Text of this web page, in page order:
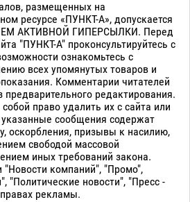
размещенных на
ресурсе «ПУНКТ-А», допускается
АКТИВНОЙ ГИПЕРСЫЛКИ. Перед
"ПУНКТ-А" проконсультируйтесь с
ознакомьтесь с
всех упомянутых товаров и
Комментарии читателей
редактирования.
право удалить их с сайта или
сообщения содержат
оскорбления, призывы к насилию,
свободой массовой
иных требований закона.
компаний", "Промо",
"Политические новости", "Пресс -
рекламы.